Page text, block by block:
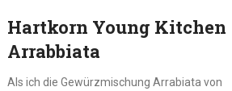
Hartkorn Young Kitchen
Arrabbiata
Als ich die Gewürzmischung Arrabiata von